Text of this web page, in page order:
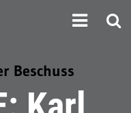
Beschuss